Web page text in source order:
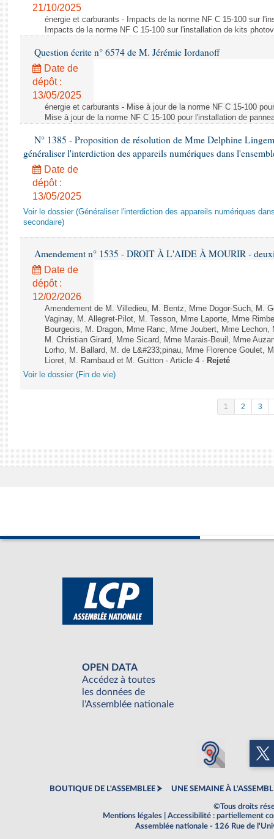
21/10/2025
énergie et carburants - Impacts de la norme NF C 15-100 sur
Impacts de la norme NF C 15-100 sur l'installation de kits
Question écrite n° 6574 de M. Jérémie Iordanoff
Date de
dépôt :
13/05/2025
énergie et carburants - Mise à jour de la norme NF C 15-100
Mise à jour de la norme NF C 15-100 pour l'installation de
N° 1385 - Proposition de résolution de Mme Delphine
généraliser l'interdiction des appareils numériques dans
Date de
dépôt :
13/05/2025
Voir le dossier (Généraliser l'interdiction des appareils numériques
secondaire)
Amendement n° 1535 - DROIT À L'AIDE À MOURIR -
Date de
dépôt :
12/02/2026
Amendement de M. Villedieu, M. Bentz, Mme Dogor-Such, M.
Vaginay, M. Allegret-Pilot, M. Tesson, Mme Laporte, Mme
Bourgeois, M. Dragon, Mme Ranc, Mme Joubert, Mme
M. Christian Girard, Mme Sicard, Mme Marais-Beuil, Mme
Lorho, M. Ballard, M. de L&#233;pinau, Mme Florence Goulet,
Lioret, M. Rambaud et M. Guitton - Article 4 - Rejeté
Voir le dossier (Fin de vie)
1 2 3
OPEN DATA
Accédez à toutes
les données de
l'Assemblée nationale
BOUTIQUE DE L'ASSEMBLEE UNE SEMAINE À
©Tous droits
Mentions légales
Accessibilité : partiellement
Assemblée nationale - 126 Rue de